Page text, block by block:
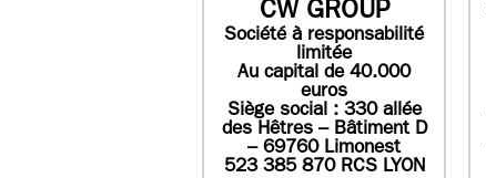
CW GROUP
Société à responsabilité
limitée
Au capital de 40.000
euros
Siège social : 330 allée
des Hêtres – Bâtiment D
– 69760 Limonest
523 385 870 RCS LYON